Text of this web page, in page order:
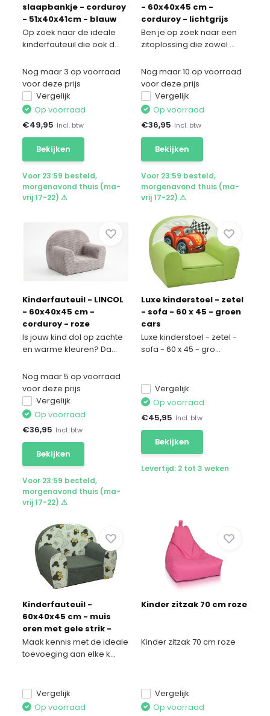
slaapbankje - corduroy
- 51x40x41cm - blauw
Op zoek naar de ideale
kinderfauteuil die ook d...
Nog maar 3 op voorraad
voor deze prijs
Vergelijk
Op voorraad
€49,95 Incl. btw
Bekijken
Voor 23:59 besteld,
morgenavond thuis (ma-
vrij 17-22) ⚠
- 60x40x45 cm -
corduroy - lichtgrijs
Ben je op zoek naar een
zitoplossing die zowel ...
Nog maar 10 op voorraad
voor deze prijs
Vergelijk
Op voorraad
€36,95 Incl. btw
Bekijken
Voor 23:59 besteld,
morgenavond thuis (ma-
vrij 17-22) ⚠
Kinderfauteuil - LINCOL
- 60x40x45 cm -
corduroy - roze
Is jouw kind dol op zachte
en warme kleuren? Da...
Nog maar 5 op voorraad
voor deze prijs
Vergelijk
Op voorraad
€36,95 Incl. btw
Bekijken
Voor 23:59 besteld,
morgenavond thuis (ma-
vrij 17-22) ⚠
Luxe kinderstoel - zetel
- sofa - 60 x 45 - groen
cars
Luxe kinderstoel - zetel -
sofa - 60 x 45 - gro...
Vergelijk
Op voorraad
€45,95 Incl. btw
Bekijken
Levertijd: 2 tot 3 weken
Kinderfauteuil -
60x40x45 cm - muis
oren met gele strik -
grijs
Maak kennis met de ideale
toevoeging aan elke k...
Vergelijk
Op voorraad
Kinder zitzak 70 cm roze
Kinder zitzak 70 cm roze
Vergelijk
Op voorraad